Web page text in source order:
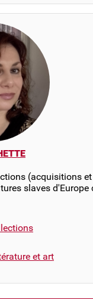
(acquisitions
slaves d'Europe
et art